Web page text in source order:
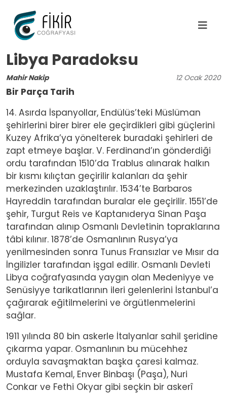
Libya Paradoksu
Mahir Nakip 12 Ocak 2020
Bir Parça Tarih
14. Asırda İspanyollar, Endülüs’teki Müslüman
şehirlerini birer birer ele geçirdikleri gibi güçlerini
Kuzey Afrika’ya yönelterek buradaki şehirleri de
zapt etmeye başlar. V. Ferdinand’ın gönderdiği
ordu tarafından 1510’da Trablus alınarak halkın
bir kısmı kılıçtan geçirilir kalanları da şehir
merkezinden uzaklaştırılır. 1534’te Barbaros
Hayreddin tarafından buralar ele geçirilir. 1551’de
şehir, Turgut Reis ve Kaptanıderya Sinan Paşa
tarafından alınıp Osmanlı Devletinin topraklarına
tâbi kılınır. 1878’de Osmanlının Rusya’ya
yenilmesinden sonra Tunus Fransızlar ve Mısır da
İngilizler tarafından işgal edilir. Osmanlı Devleti
Libya coğrafyasında yaygın olan Medeniyye ve
Senüsiyye tarikatlarının ileri gelenlerini İstanbul’a
çağırarak eğitilmelerini ve örgütlenmelerini
sağlar.
1911 yılında 80 bin askerle İtalyanlar sahil şeridine
çıkarma yapar. Osmanlının bu mücehhez
orduyla savaşmaktan başka çaresi kalmaz.
Mustafa Kemal, Enver Binbaşı (Paşa), Nuri
Conkar ve Fethi Okyar gibi seçkin bir askerî